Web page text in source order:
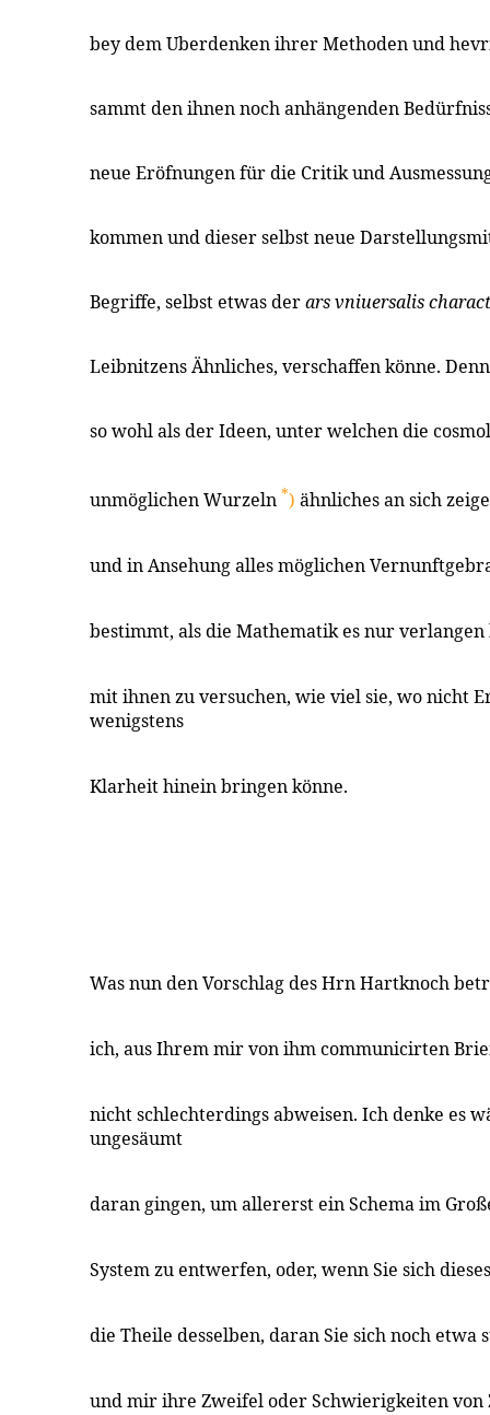
bey dem Uberdenken ihrer Methoden und
sammt den ihnen noch anhängenden
neue Eröfnungen für die Critik und
kommen und dieser selbst neue
Begriffe, selbst etwas derars vniuersalis
Leibnitzens Ähnliches, verschaffen könne.
so wohl als der Ideen, unter welchen die
unmöglichen Wurzeln *) ähnliches an sich
und in Ansehung alles möglichen
bestimmt, als die Mathematik es nur verlangen
mit ihnen zu versuchen, wie viel sie, wo nicht
wenigstens
Klarheit hinein bringen könne.
Was nun den Vorschlag des Hrn Hartknoch
ich, aus Ihrem mir von ihm communicirten
nicht schlechterdings abweisen. Ich denke es
ungesäumt
daran gingen, um allererst ein Schema im
System zu entwerfen, oder, wenn Sie sich
die Theile desselben, daran Sie sich noch etwa
und mir ihre Zweifel oder Schwierigkeiten von